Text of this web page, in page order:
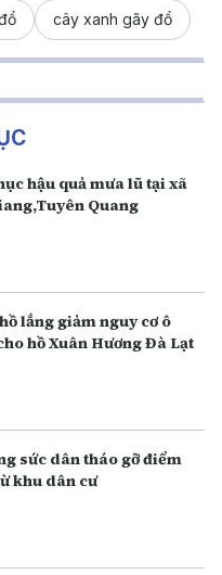
cây xanh gãy đổ
hậu quả mưa lũ tại xã
Quang
lắng giảm nguy cơ ô
hồ Xuân Hương Đà Lạt
sức dân tháo gỡ điểm
khu dân cư